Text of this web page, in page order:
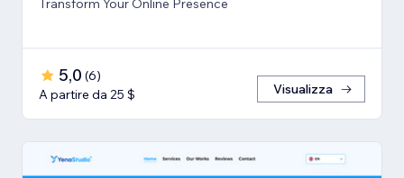
Transform Your Online Presence
5,0 (6)
A partire da 25 $
Visualizza